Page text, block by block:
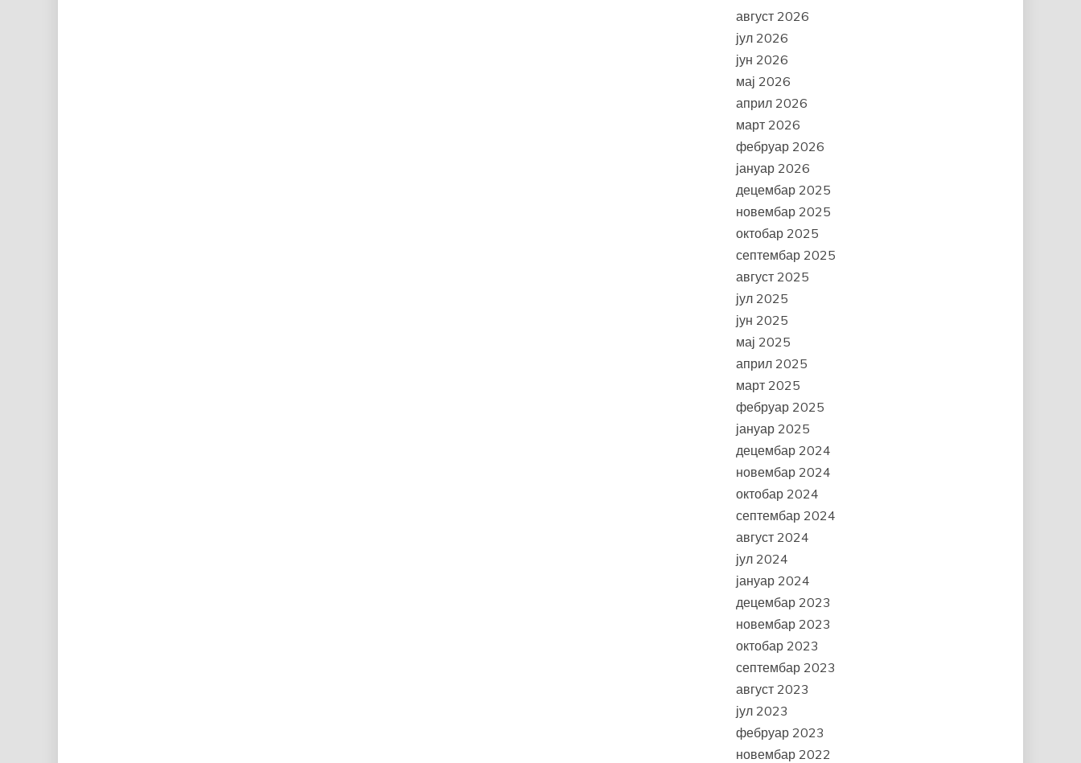
август 2026
јул 2026
јун 2026
мај 2026
април 2026
март 2026
фебруар 2026
јануар 2026
децембар 2025
новембар 2025
октобар 2025
септембар 2025
август 2025
јул 2025
јун 2025
мај 2025
април 2025
март 2025
фебруар 2025
јануар 2025
децембар 2024
новембар 2024
октобар 2024
септембар 2024
август 2024
јул 2024
јануар 2024
децембар 2023
новембар 2023
октобар 2023
септембар 2023
август 2023
јул 2023
фебруар 2023
новембар 2022